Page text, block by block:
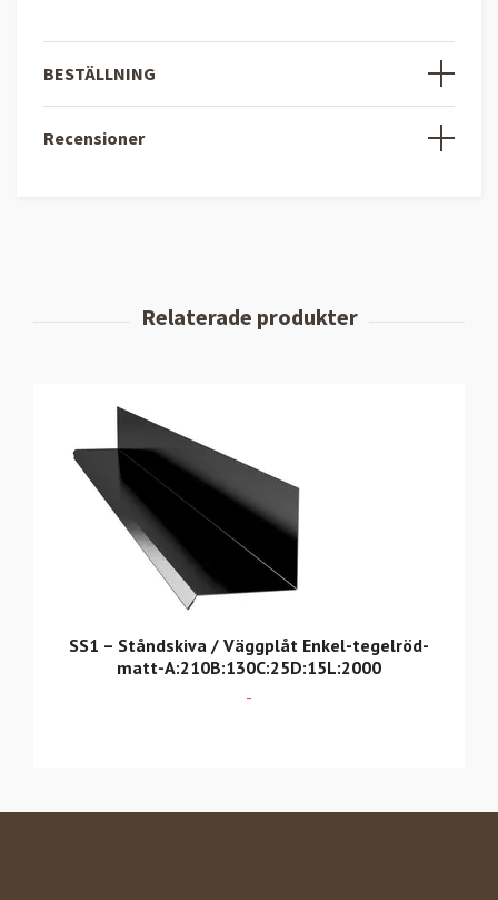
BESTÄLLNING
Recensioner
SS1 – Ståndskiva / Väggplåt Enkel-tegelröd-
matt-A:210B:130C:25D:15L:2000
-